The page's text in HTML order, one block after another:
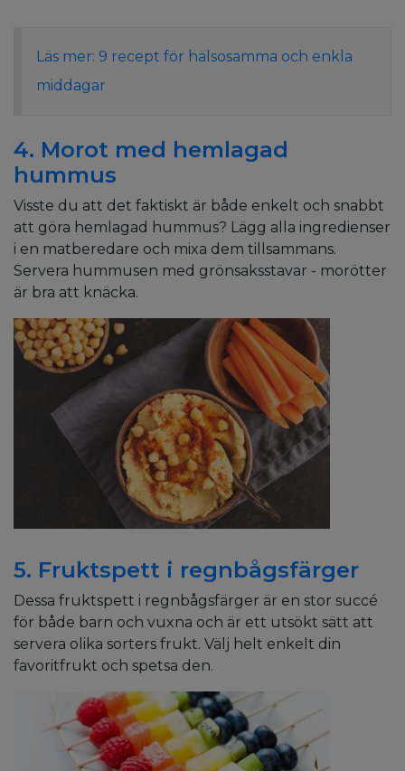
Läs mer: 9 recept för hälsosamma och enkla
middagar
4. Morot med hemlagad
hummus
Visste du att det faktiskt är både enkelt och snabbt
att göra hemlagad hummus? Lägg alla ingredienser
i en matberedare och mixa dem tillsammans.
Servera hummusen med grönsaksstavar - morötter
är bra att knäcka.
5. Fruktspett i regnbågsfärger
Dessa fruktspett i regnbågsfärger är en stor succé
för både barn och vuxna och är ett utsökt sätt att
servera olika sorters frukt. Välj helt enkelt din
favoritfrukt och spetsa den.